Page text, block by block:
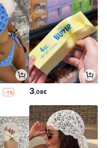
-1% 3 ,08€